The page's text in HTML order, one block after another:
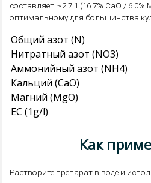
составляет ~2.7:1 (16.7% CaO / 6.0%
оптимальному для большинства
Общий азот (N)
Нитратный азот (NO3)
Аммонийный азот (NH4)
Кальций (CaO)
Магний (MgO)
EC (1g/l)
Как
Растворите препарат в воде и